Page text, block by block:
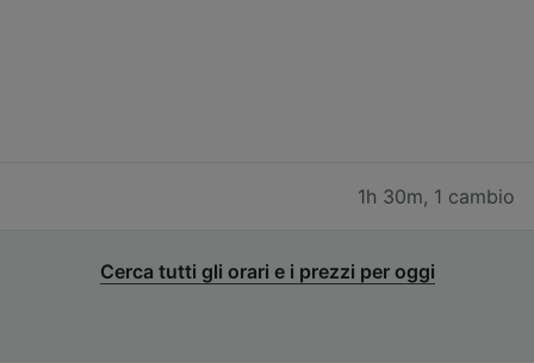
1h 30m, 1 cambio
Cerca tutti gli orari e i prezzi per oggi